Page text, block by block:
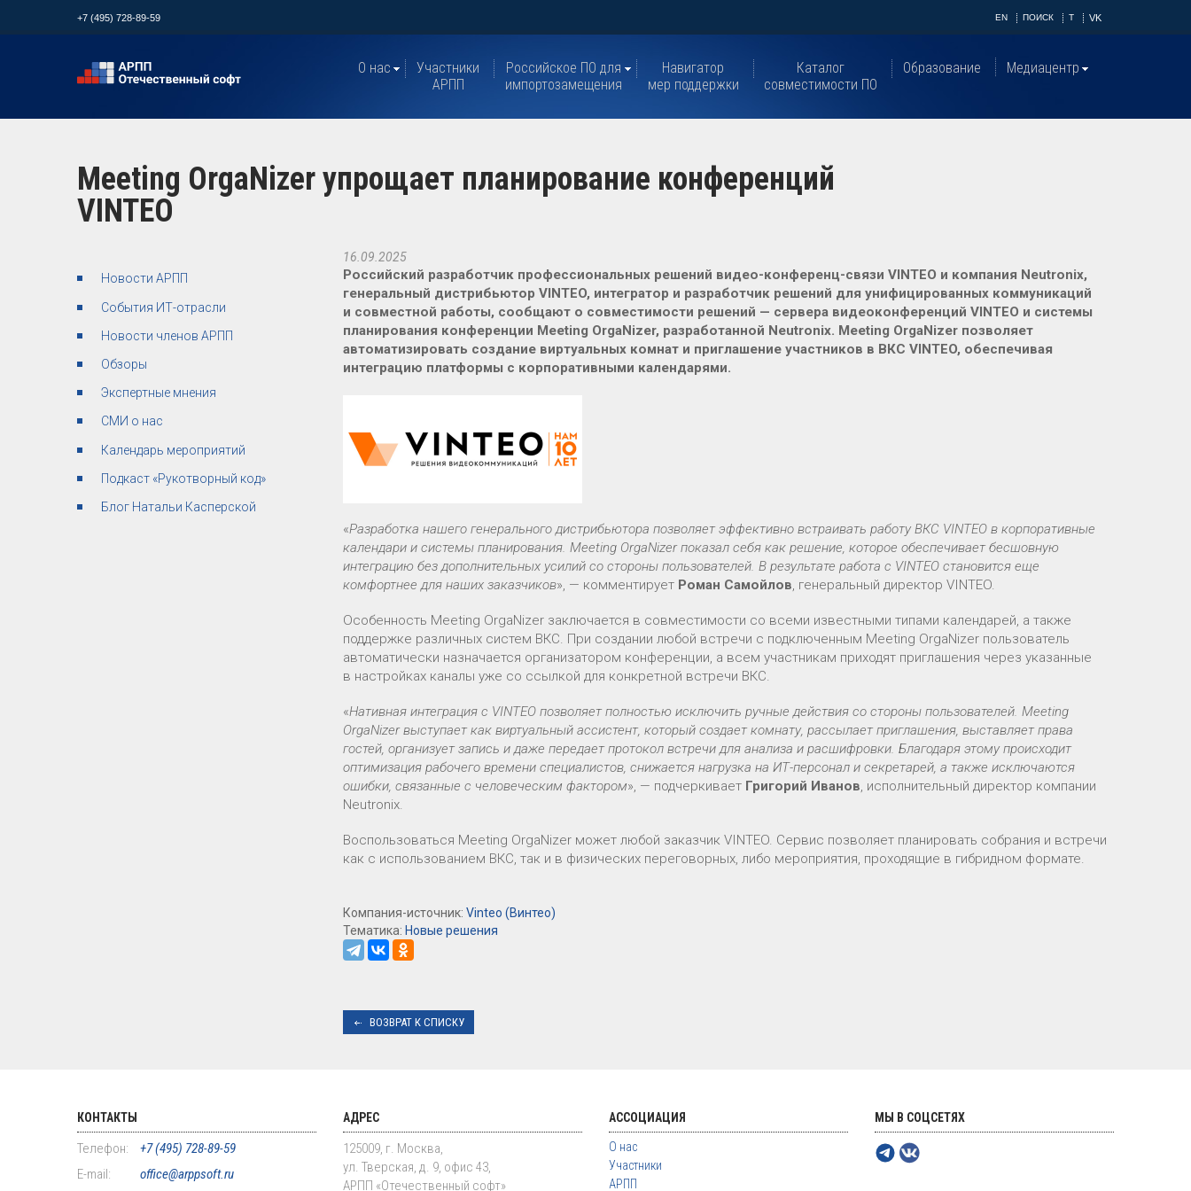
+7 (495) 728-89-59 EN ПОИСК T VK
О нас
Участники
АРПП
Российское ПО для
импортозамещения
Навигатор
мер поддержки
Каталог
совместимости ПО
Образование Медиацентр
Meeting OrgaNizer упрощает планирование конференций
VINTEO
Новости АРПП
События ИТ-отрасли
Новости членов АРПП
Обзоры
Экспертные мнения
СМИ о нас
Календарь мероприятий
Подкаст «Рукотворный код»
Блог Натальи Касперской
16.09.2025
Российский разработчик профессиональных решений видео-конференц-связи VINTEO и компания Neutronix,
генеральный дистрибьютор VINTEO, интегратор и разработчик решений для унифицированных коммуникаций
и совместной работы, сообщают о совместимости решений — сервера видеоконференций VINTEO и системы
планирования конференции Meeting OrgaNizer, разработанной Neutronix. Meeting OrgaNizer позволяет
автоматизировать создание виртуальных комнат и приглашение участников в ВКС VINTEO, обеспечивая
интеграцию платформы с корпоративными календарями.
«Разработка нашего генерального дистрибьютора позволяет эффективно встраивать работу ВКС VINTEO в корпоративные
календари и системы планирования. Meeting OrgaNizer показал себя как решение, которое обеспечивает бесшовную
интеграцию без дополнительных усилий со стороны пользователей. В результате работа с VINTEO становится еще
комфортнее для наших заказчиков», — комментирует Роман Самойлов, генеральный директор VINTEO.
Особенность Meeting OrgaNizer заключается в совместимости со всеми известными типами календарей, а также
поддержке различных систем ВКС. При создании любой встречи с подключенным Meeting OrgaNizer пользователь
автоматически назначается организатором конференции, а всем участникам приходят приглашения через указанные
в настройках каналы уже со ссылкой для конкретной встречи ВКС.
«Нативная интеграция с VINTEO позволяет полностью исключить ручные действия со стороны пользователей. Meeting
OrgaNizer выступает как виртуальный ассистент, который создает комнату, рассылает приглашения, выставляет права
гостей, организует запись и даже передает протокол встречи для анализа и расшифровки. Благодаря этому происходит
оптимизация рабочего времени специалистов, снижается нагрузка на ИТ-персонал и секретарей, а также исключаются
ошибки, связанные с человеческим фактором», — подчеркивает Григорий Иванов, исполнительный директор компании
Neutronix.
Воспользоваться Meeting OrgaNizer может любой заказчик VINTEO. Сервис позволяет планировать собрания и встречи
как с использованием ВКС, так и в физических переговорных, либо мероприятия, проходящие в гибридном формате.
Компания-источник: Vinteo (Винтео)
Тематика: Новые решения
ВОЗВРАТ К СПИСКУ
КОНТАКТЫ
Телефон:
+7 (495) 728-89-59
E-mail:
office@arppsoft.ru
АДРЕС
125009, г. Москва,
ул. Тверская, д. 9, офис 43,
АРПП «Отечественный софт»
АССОЦИАЦИЯ
О нас
Участники
АРПП
МЫ В СОЦСЕТЯХ